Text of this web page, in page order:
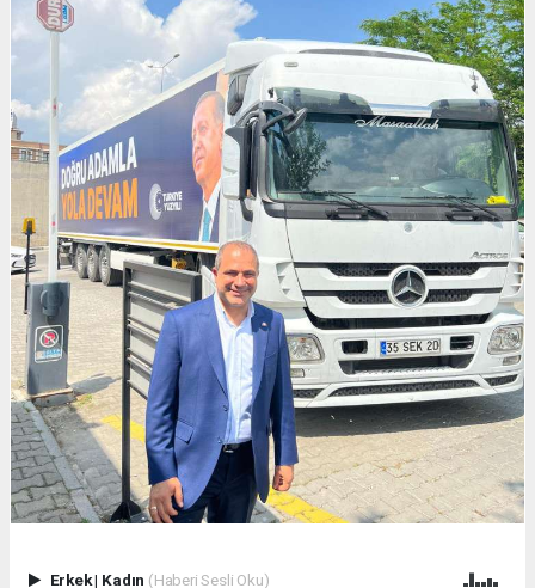
Erkek| Kadın (Haberi Sesli Oku)